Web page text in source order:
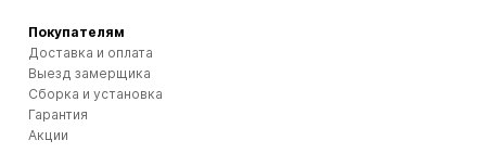
Покупателям
Доставка и оплата
Выезд замерщика
Сборка и установка
Гарантия
Акции